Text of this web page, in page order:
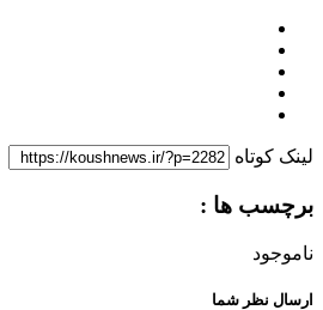
لینک کوتاه
برچسب ها :
ناموجود
ارسال نظر شما